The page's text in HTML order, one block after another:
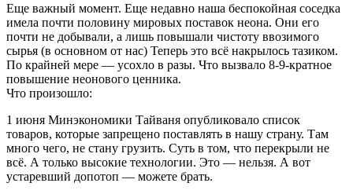
Еще важный момент. Еще недавно наша беспокойная соседка
имела почти половину мировых поставок неона. Они его
почти не добывали, а лишь повышали чистоту ввозимого
сырья (в основном от нас) Теперь это всё накрылось тазиком.
По крайней мере — усохло в разы. Что вызвало 8-9-кратное
повышение неонового ценника.
Что произошло:
1 июня Минэкономики Тайваня опубликовало список
товаров, которые запрещено поставлять в нашу страну. Там
много чего, не стану грузить. Суть в том, что перекрыли не
всё. А только высокие технологии. Это — нельзя. А вот
устаревший допотоп — можете брать.